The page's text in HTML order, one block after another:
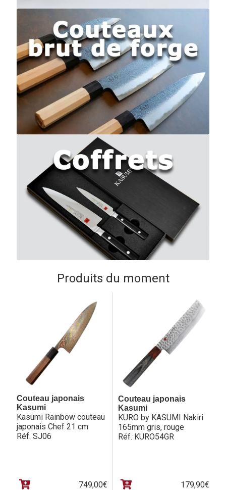
Produits du moment
Couteau japonais
Kasumi
Kasumi Rainbow couteau
japonais Chef 21 cm
Réf. SJ06
749,00€
Couteau japonais
Kasumi
KURO by KASUMI Nakiri
165mm gris, rouge
Réf. KURO54GR
179,90€